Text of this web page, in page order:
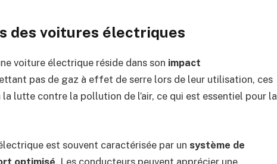
des voitures électriques
voiture électrique réside dans son impact
pas de gaz à effet de serre lors de leur utilisation, ces
lutte contre la pollution de l’air, ce qui est essentiel pour la
est souvent caractérisée par un système de
optimisé. Les conducteurs peuvent apprécier une